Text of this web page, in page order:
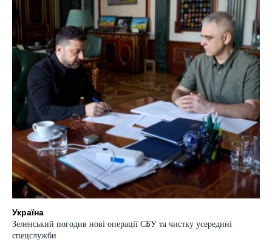
Україна
Зеленський погодив нові операції СБУ та чистку усередині
спецслужби